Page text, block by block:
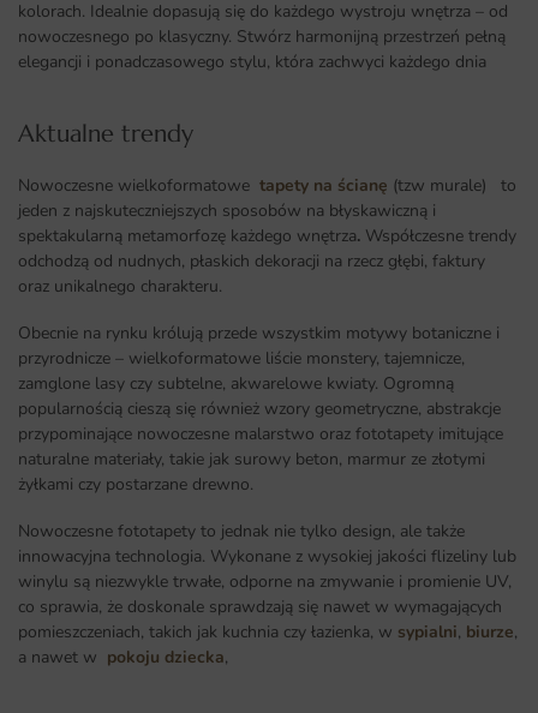
kolorach. Idealnie dopasują się do każdego wystroju wnętrza – od
nowoczesnego po klasyczny. Stwórz harmonijną przestrzeń pełną
elegancji i ponadczasowego stylu, która zachwyci każdego dnia
Aktualne trendy​
Nowoczesne wielkoformatowe tapety na ścianę (tzw murale) to
jeden z najskuteczniejszych sposobów na błyskawiczną i
spektakularną metamorfozę każdego wnętrza. Współczesne trendy
odchodzą od nudnych, płaskich dekoracji na rzecz głębi, faktury
oraz unikalnego charakteru.
Obecnie na rynku królują przede wszystkim motywy botaniczne i
przyrodnicze – wielkoformatowe liście monstery, tajemnicze,
zamglone lasy czy subtelne, akwarelowe kwiaty. Ogromną
popularnością cieszą się również wzory geometryczne, abstrakcje
przypominające nowoczesne malarstwo oraz fototapety imitujące
naturalne materiały, takie jak surowy beton, marmur ze złotymi
żyłkami czy postarzane drewno.
Nowoczesne fototapety to jednak nie tylko design, ale także
innowacyjna technologia. Wykonane z wysokiej jakości flizeliny lub
winylu są niezwykle trwałe, odporne na zmywanie i promienie UV,
co sprawia, że doskonale sprawdzają się nawet w wymagających
pomieszczeniach, takich jak kuchnia czy łazienka, w sypialni, biurze,
a nawet w pokoju dziecka,